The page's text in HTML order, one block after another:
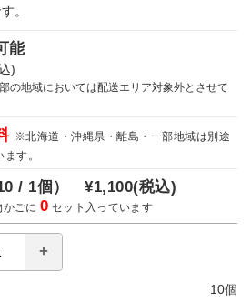
。
能
)
の地域においては配送エリア対象外とさせて
※北海道・沖縄県・離島・一部地域は別途
す。
/ 1個）¥1,100(税込)
かごに0 セット入っています
10個